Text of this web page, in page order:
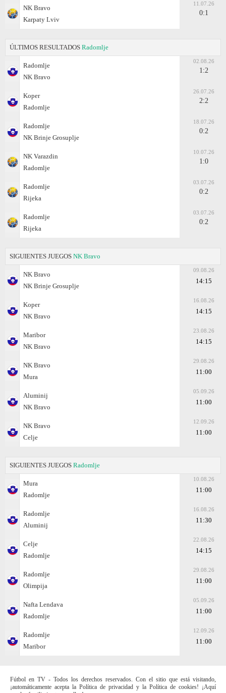
NK Bravo
Karpaty Lviv
11.07.26
0:1
ÚLTIMOS RESULTADOS Radomlje
Radomlje
NK Bravo
02.08.26
1:2
Koper
Radomlje
26.07.26
2:2
Radomlje
NK Brinje Grosuplje
18.07.26
0:2
NK Varazdin
Radomlje
10.07.26
1:0
Radomlje
Rijeka
03.07.26
0:2
Radomlje
Rijeka
03.07.26
0:2
SIGUIENTES JUEGOS NK Bravo
NK Bravo
NK Brinje Grosuplje
09.08.26
14:15
Koper
NK Bravo
16.08.26
14:15
Maribor
NK Bravo
23.08.26
14:15
NK Bravo
Mura
29.08.26
11:00
Aluminij
NK Bravo
05.09.26
11:00
NK Bravo
Celje
12.09.26
11:00
SIGUIENTES JUEGOS Radomlje
Mura
Radomlje
10.08.26
11:00
Radomlje
Aluminij
16.08.26
11:30
Celje
Radomlje
22.08.26
14:15
Radomlje
Olimpija
29.08.26
11:00
Nafta Lendava
Radomlje
05.09.26
11:00
Radomlje
Maribor
12.09.26
11:00
Fútbol en TV - Todos los derechos reservados. Con el sitio que está visitando,
¡automáticamente acepta la Política de privacidad y la Política de cookies! ¡Aquí